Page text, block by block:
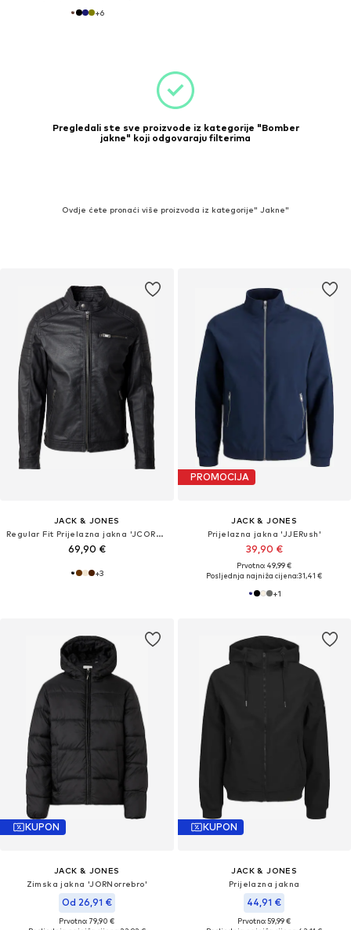
+6
Pregledali ste sve proizvode iz kategorije "Bomber
jakne" koji odgovaraju filterima
Ovdje ćete pronaći više proizvoda iz kategorije" Jakne"
JACK & JONES
Regular Fit Prijelazna jakna 'JCORocky'
69,90 €
+3
PROMOCIJA
JACK & JONES
Prijelazna jakna 'JJERush'
39,90 €
Prvotno: 49,99 €
Posljednja najniža cijena:31,41 €
+1
KUPON
JACK & JONES
Zimska jakna 'JORNorrebro'
Od 26,91 €
Prvotno: 79,90 €
KUPON
JACK & JONES
Prijelazna jakna
44,91 €
Prvotno: 59,99 €